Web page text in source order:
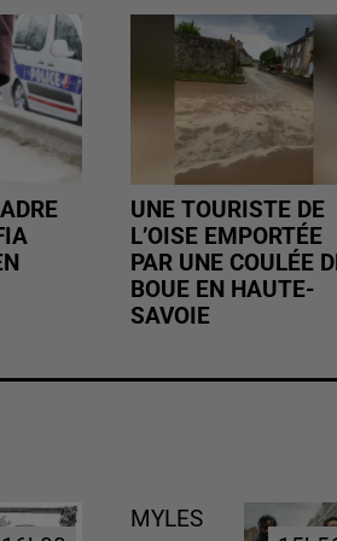
UNE TOURISTE DE
L’OISE EMPORTÉE
PAR UNE COULÉE
BOUE EN HAUTE-
SAVOIE
MYLES